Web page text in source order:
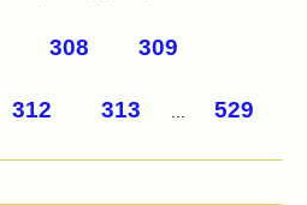
308 309
312 313 529